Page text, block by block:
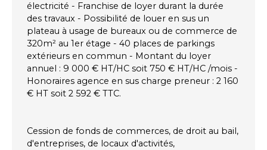
électricité - Franchise de loyer durant la durée
des travaux - Possibilité de louer en sus un
plateau à usage de bureaux ou de commerce de
320m² au 1er étage - 40 places de parkings
extérieurs en commun - Montant du loyer
annuel : 9 000 € HT/HC soit 750 € HT/HC /mois -
Honoraires agence en sus charge preneur : 2 160
€ HT soit 2 592 € TTC.
Cession de fonds de commerces, de droit au bail,
d'entreprises, de locaux d'activités,